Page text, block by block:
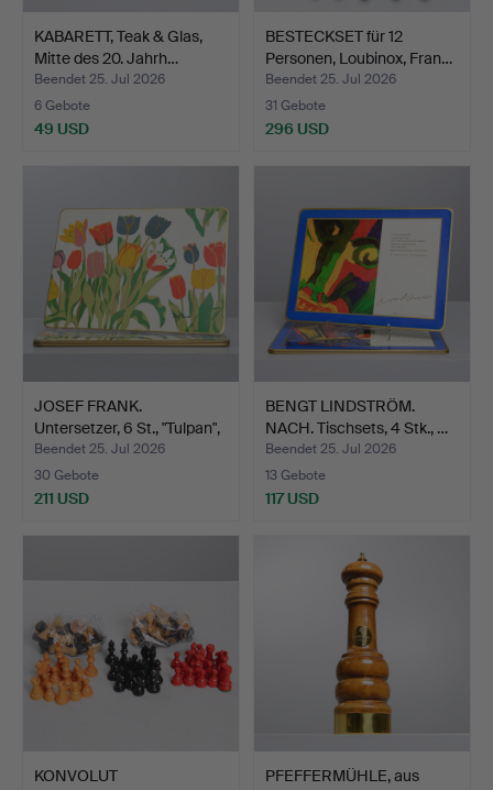
KABARETT, Teak & Glas,
Mitte des 20. Jahrh…
Beendet 25. Jul 2026
6 Gebote
49 USD
BESTECKSET für 12
Personen, Loubinox, Fran…
Beendet 25. Jul 2026
31 Gebote
296 USD
JOSEF FRANK.
Untersetzer, 6 St., "Tulpan",
…
Beendet 25. Jul 2026
30 Gebote
211 USD
BENGT LINDSTRÖM.
NACH. Tischsets, 4 Stk., …
Beendet 25. Jul 2026
13 Gebote
117 USD
KONVOLUT
PFEFFERMÜHLE, aus